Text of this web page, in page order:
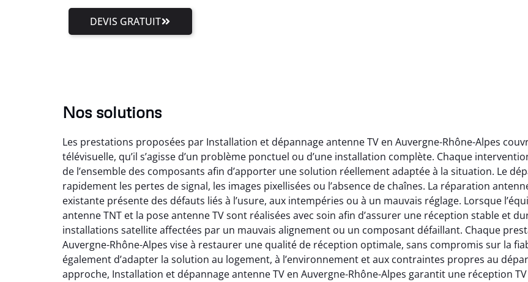
DEVIS GRATUIT
Nos solutions
Les prestations proposées par Installation et dépannage antenne TV en Auvergne-Rhône-Alpes
télévisuelle, qu’il s’agisse d’un problème ponctuel ou d’une installation complète. Chaque
de l’ensemble des composants afin d’apporter une solution réellement adaptée à la situation. Le
rapidement les pertes de signal, les images pixellisées ou l’absence de chaînes. La réparation
existante présente des défauts liés à l’usure, aux intempéries ou à un mauvais réglage. Lorsque
antenne TNT et la pose antenne TV sont réalisées avec soin afin d’assurer une réception stable et
installations satellite affectées par un mauvais alignement ou un composant défaillant. Chaque
Auvergne-Rhône-Alpes vise à restaurer une qualité de réception optimale, sans compromis sur la
également d’adapter la solution au logement, à l’environnement et aux contraintes propres au
approche, Installation et dépannage antenne TV en Auvergne-Rhône-Alpes garantit une réception